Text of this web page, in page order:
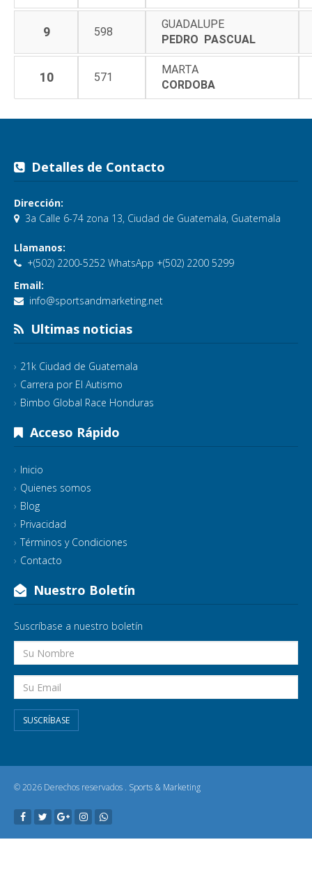
9 598
GUADALUPE
PEDRO PASCUAL
10 571
MARTA
CORDOBA
Detalles de Contacto
Dirección:
3a Calle 6-74 zona 13, Ciudad de Guatemala, Guatemala
Llamanos:
+(502) 2200-5252 WhatsApp +(502) 2200 5299
Email:
info@sportsandmarketing.net
Ultimas noticias
21k Ciudad de Guatemala
Carrera por El Autismo
Bimbo Global Race Honduras
Acceso Rápido
Inicio
Quienes somos
Blog
Privacidad
Términos y Condiciones
Contacto
Nuestro Boletín
Suscríbase a nuestro boletín
SUSCRÍBASE
© 2026 Derechos reservados . Sports & Marketing